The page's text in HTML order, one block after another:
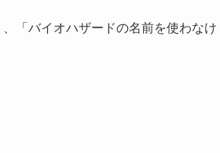
「バイオハザードの名前を使わなけ